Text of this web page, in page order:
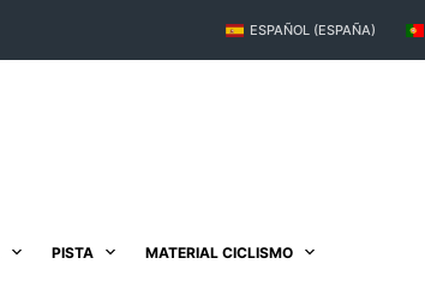
ESPAÑOL (ESPAÑA)
PISTA MATERIAL CICLISMO